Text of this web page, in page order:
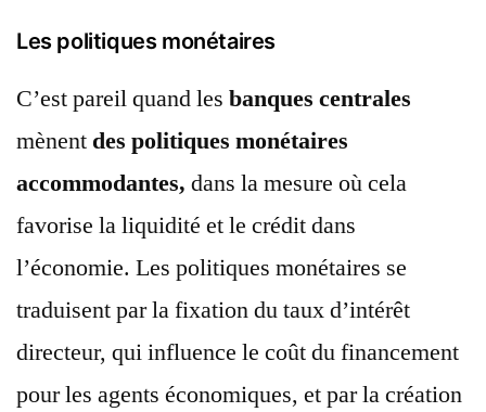
Les politiques monétaires
C’est pareil quand les banques centrales
mènent des politiques monétaires
accommodantes, dans la mesure où cela
favorise la liquidité et le crédit dans
l’économie. Les politiques monétaires se
traduisent par la fixation du taux d’intérêt
directeur, qui influence le coût du financement
pour les agents économiques, et par la création